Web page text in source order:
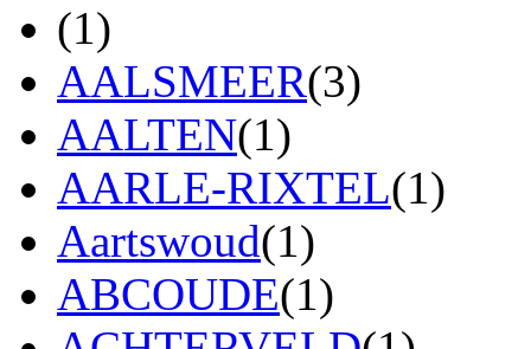
(1)
AALSMEER(3)
AALTEN(1)
AARLE-RIXTEL(1)
Aartswoud(1)
ABCOUDE(1)